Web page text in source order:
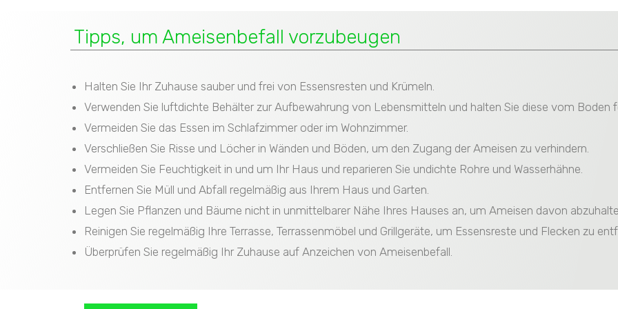
Tipps, um Ameisenbefall vorzubeugen
Halten Sie Ihr Zuhause sauber und frei von Essensresten und Krümeln.
Verwenden Sie luftdichte Behälter zur Aufbewahrung von Lebensmitteln und halten Sie diese vom Boden
Vermeiden Sie das Essen im Schlafzimmer oder im Wohnzimmer.
Verschließen Sie Risse und Löcher in Wänden und Böden, um den Zugang der Ameisen zu verhindern.
Vermeiden Sie Feuchtigkeit in und um Ihr Haus und reparieren Sie undichte Rohre und Wasserhähne.
Entfernen Sie Müll und Abfall regelmäßig aus Ihrem Haus und Garten.
Legen Sie Pflanzen und Bäume nicht in unmittelbarer Nähe Ihres Hauses an, um Ameisen davon
Reinigen Sie regelmäßig Ihre Terrasse, Terrassenmöbel und Grillgeräte, um Essensreste und Flecken zu
Überprüfen Sie regelmäßig Ihr Zuhause auf Anzeichen von Ameisenbefall.